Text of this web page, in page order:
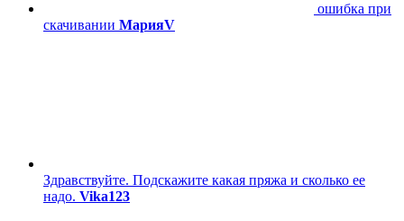
ошибка при
скачивании МарияV
Здравствуйте. Подскажите какая пряжа и сколько ее
надо. Vika123